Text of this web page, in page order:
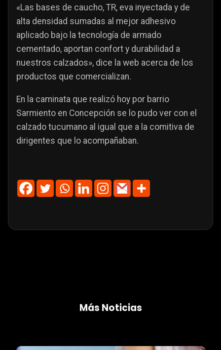
«Las bases de caucho, TR, eva inyectada y de
alta densidad sumadas al mejor adhesivo
aplicado bajo la tecnología de armado
cementado, aportan confort y durabilidad a
nuestros calzados», dice la web acerca de los
productos que comercializan.
En la caminata que realizó hoy por barrio
Sarmiento en Concepción se lo pudo ver con el
calzado tucumano al igual que a la comitiva de
dirigentes que lo acompañaban.
Más Noticias